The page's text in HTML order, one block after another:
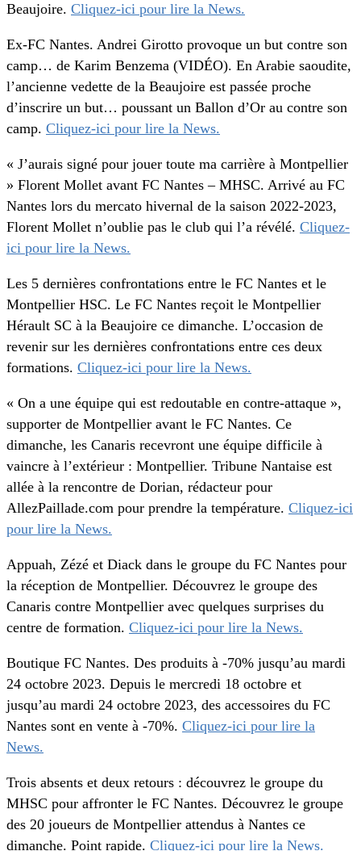
Beaujoire. Cliquez-ici pour lire la News.
Ex-FC Nantes. Andrei Girotto provoque un but contre son
camp… de Karim Benzema (VIDÉO). En Arabie saoudite,
l’ancienne vedette de la Beaujoire est passée proche
d’inscrire un but… poussant un Ballon d’Or au contre son
camp. Cliquez-ici pour lire la News.
« J’aurais signé pour jouer toute ma carrière à Montpellier
» Florent Mollet avant FC Nantes – MHSC. Arrivé au FC
Nantes lors du mercato hivernal de la saison 2022-2023,
Florent Mollet n’oublie pas le club qui l’a révélé. Cliquez-
ici pour lire la News.
Les 5 dernières confrontations entre le FC Nantes et le
Montpellier HSC. Le FC Nantes reçoit le Montpellier
Hérault SC à la Beaujoire ce dimanche. L’occasion de
revenir sur les dernières confrontations entre ces deux
formations. Cliquez-ici pour lire la News.
« On a une équipe qui est redoutable en contre-attaque »,
supporter de Montpellier avant le FC Nantes. Ce
dimanche, les Canaris recevront une équipe difficile à
vaincre à l’extérieur : Montpellier. Tribune Nantaise est
allée à la rencontre de Dorian, rédacteur pour
AllezPaillade.com pour prendre la température. Cliquez-ici
pour lire la News.
Appuah, Zézé et Diack dans le groupe du FC Nantes pour
la réception de Montpellier. Découvrez le groupe des
Canaris contre Montpellier avec quelques surprises du
centre de formation. Cliquez-ici pour lire la News.
Boutique FC Nantes. Des produits à -70% jusqu’au mardi
24 octobre 2023. Depuis le mercredi 18 octobre et
jusqu’au mardi 24 octobre 2023, des accessoires du FC
Nantes sont en vente à -70%. Cliquez-ici pour lire la
News.
Trois absents et deux retours : découvrez le groupe du
MHSC pour affronter le FC Nantes. Découvrez le groupe
des 20 joueurs de Montpellier attendus à Nantes ce
dimanche. Point rapide. Cliquez-ici pour lire la News.